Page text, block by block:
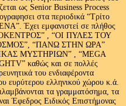
ως Senior Business Process
στα περιοδικά “Τρίτο
Έχει εμφανιστεί σε πλήθος
, “ΟΙ ΠΥΛΕΣ ΤΟΥ
“ΠΑΝΩ ΣΤΗΝ ΩΡΑ”
ΜΥΣΤΗΡΙΩΝ” , “MEGA
καθώς και σε πολλές
του ενδιαφέροντα
ευρύτερου ελληνικού χώρου κ.ά.
τα γραμματόσημα, τα
Έφεδρος Ειδικός Επιστήμονας